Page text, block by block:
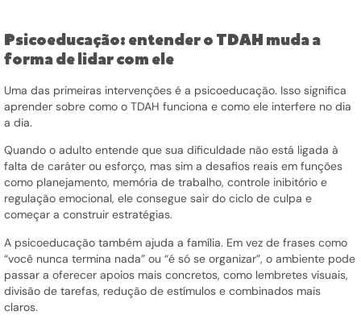
Psicoeducação: entender o TDAH muda a
forma de lidar com ele
Uma das primeiras intervenções é a psicoeducação. Isso significa
aprender sobre como o TDAH funciona e como ele interfere no dia
a dia.
Quando o adulto entende que sua dificuldade não está ligada à
falta de caráter ou esforço, mas sim a desafios reais em funções
como planejamento, memória de trabalho, controle inibitório e
regulação emocional, ele consegue sair do ciclo de culpa e
começar a construir estratégias.
A psicoeducação também ajuda a família. Em vez de frases como
“você nunca termina nada” ou “é só se organizar”, o ambiente pode
passar a oferecer apoios mais concretos, como lembretes visuais,
divisão de tarefas, redução de estímulos e combinados mais
claros.